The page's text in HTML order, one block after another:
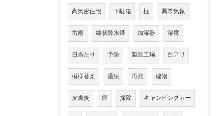
高気密住宅 下駄箱 柱 異常気象
雷雨 線状降水帯 加湿器 湿度
日当たり 予防 製造工場 白アリ
模様替え 温泉 再発 建物
皮膚炎 癌 掃除 キャンピングカー